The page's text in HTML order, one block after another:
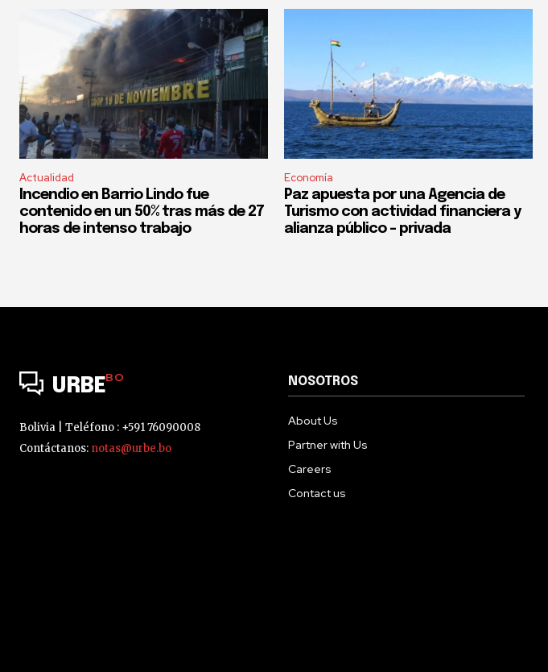
Actualidad
Incendio en Barrio Lindo fue
contenido en un 50% tras más de 27
horas de intenso trabajo
Economía
Paz apuesta por una Agencia de
Turismo con actividad financiera y
alianza público – privada
URBEBO
Bolivia | Teléfono : +591 76090008
Contáctanos: notas@urbe.bo
NOSOTROS
About Us
Partner with Us
Careers
Contact us